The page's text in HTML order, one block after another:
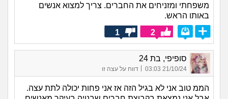
משפחתי ומזניחים את החברים. צריך למצוא אנשים
באותו הראש.
2
1
סופיפי, בת 24
21/10/24 03:03 דווח על עצה זו
הממ טוב אני לא בגיל הזה אז אני פחות יכולה לתת עצה.